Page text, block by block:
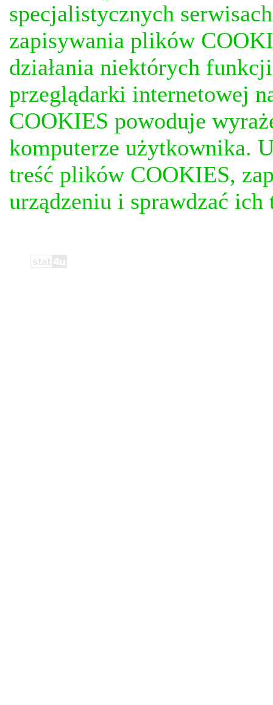
specjalistycznych
zapisywania plików
działania niektórych
przeglądarki internetowej
COOKIES powoduje
komputerze użytkownika.
treść plików COOKIES,
urządzeniu i sprawdzać ich